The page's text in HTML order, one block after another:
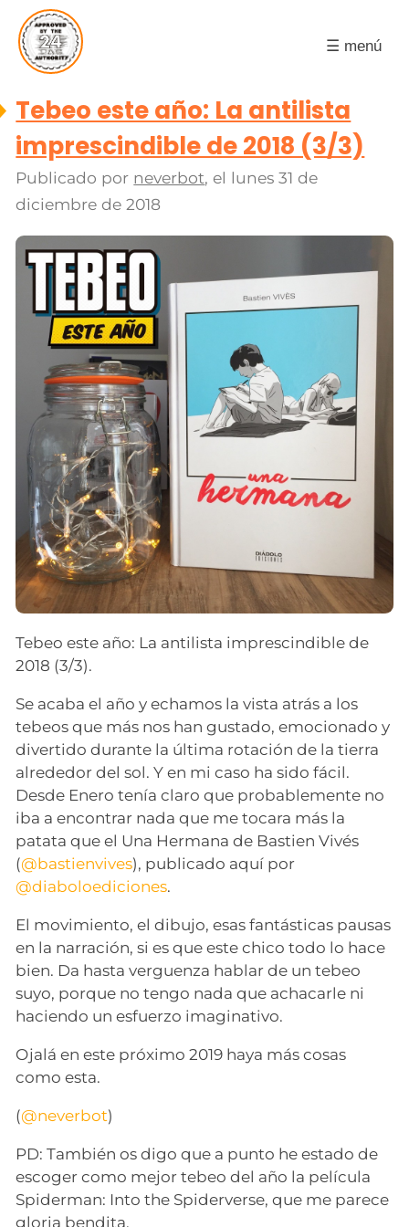
☰ menú
Tebeo este año: La antilista
imprescindible de 2018 (3/3)
Publicado por neverbot, el lunes 31 de
diciembre de 2018
Tebeo este año: La antilista imprescindible de
2018 (3/3).
Se acaba el año y echamos la vista atrás a los
tebeos que más nos han gustado, emocionado y
divertido durante la última rotación de la tierra
alrededor del sol. Y en mi caso ha sido fácil.
Desde Enero tenía claro que probablemente no
iba a encontrar nada que me tocara más la
patata que el Una Hermana de Bastien Vivés
(@bastienvives), publicado aquí por
@diaboloediciones.
El movimiento, el dibujo, esas fantásticas pausas
en la narración, si es que este chico todo lo hace
bien. Da hasta verguenza hablar de un tebeo
suyo, porque no tengo nada que achacarle ni
haciendo un esfuerzo imaginativo.
Ojalá en este próximo 2019 haya más cosas
como esta.
(@neverbot)
PD: También os digo que a punto he estado de
escoger como mejor tebeo del año la película
Spiderman: Into the Spiderverse, que me parece
gloria bendita.